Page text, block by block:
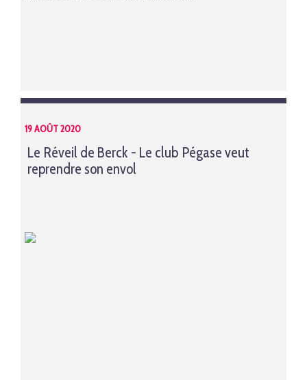
19 AOÛT 2020
Le Réveil de Berck - Le club Pégase veut
reprendre son envol